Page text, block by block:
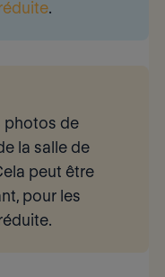
.
photos de
la salle de
peut être
pour les